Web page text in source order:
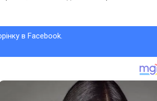
в Facebook.